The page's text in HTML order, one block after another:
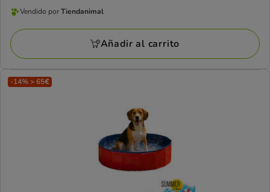
99
a
44.99€
Vendido
por
Tiendanimal
Vendido porTiendanimal
Añadir al carrito
-14% > 65€